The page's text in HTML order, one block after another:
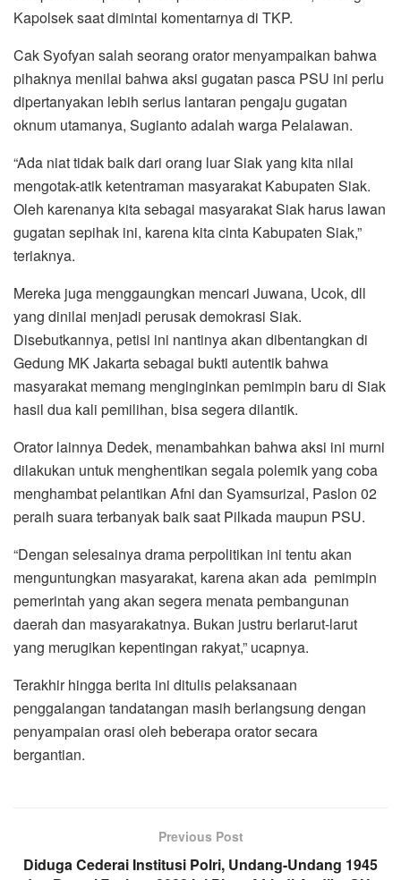
Kapolsek saat dimintai komentarnya di TKP.
Cak Syofyan salah seorang orator menyampaikan bahwa
pihaknya menilai bahwa aksi gugatan pasca PSU ini perlu
dipertanyakan lebih serius lantaran pengaju gugatan
oknum utamanya, Sugianto adalah warga Pelalawan.
“Ada niat tidak baik dari orang luar Siak yang kita nilai
mengotak-atik ketentraman masyarakat Kabupaten Siak.
Oleh karenanya kita sebagai masyarakat Siak harus lawan
gugatan sepihak ini, karena kita cinta Kabupaten Siak,”
teriaknya.
Mereka juga menggaungkan mencari Juwana, Ucok, dll
yang dinilai menjadi perusak demokrasi Siak.
Disebutkannya, petisi ini nantinya akan dibentangkan di
Gedung MK Jakarta sebagai bukti autentik bahwa
masyarakat memang menginginkan pemimpin baru di Siak
hasil dua kali pemilihan, bisa segera dilantik.
Orator lainnya Dedek, menambahkan bahwa aksi ini murni
dilakukan untuk menghentikan segala polemik yang coba
menghambat pelantikan Afni dan Syamsurizal, Paslon 02
peraih suara terbanyak baik saat Pilkada maupun PSU.
“Dengan selesainya drama perpolitikan ini tentu akan
menguntungkan masyarakat, karena akan ada pemimpin
pemerintah yang akan segera menata pembangunan
daerah dan masyarakatnya. Bukan justru berlarut-larut
yang merugikan kepentingan rakyat,” ucapnya.
Terakhir hingga berita ini ditulis pelaksanaan
penggalangan tandatangan masih berlangsung dengan
penyampaian orasi oleh beberapa orator secara
bergantian.
Previous Post
Diduga Cederai Institusi Polri, Undang-Undang 1945